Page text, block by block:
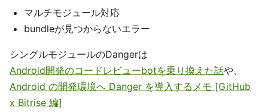
マルチモジュール対応
bundleが見つからないエラー
シングルモジュールのDangerは
Android開発のコードレビューbotを乗り換えた話や、
Android の開発環境へ Danger を導入するメモ [GitHub
x Bitrise 編]